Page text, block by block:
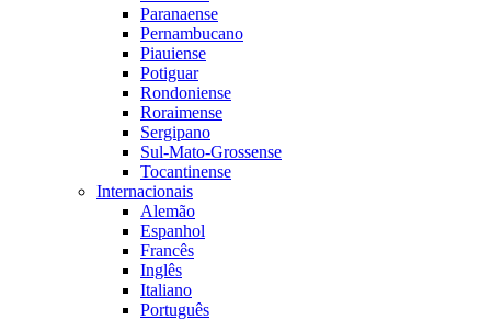
Paranaense
Pernambucano
Piauiense
Potiguar
Rondoniense
Roraimense
Sergipano
Sul-Mato-Grossense
Tocantinense
Internacionais
Alemão
Espanhol
Francês
Inglês
Italiano
Português